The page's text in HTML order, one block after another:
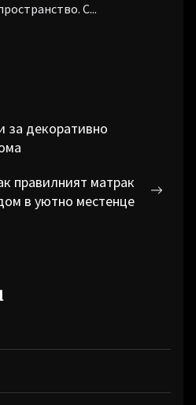
С...
за декоративно
правилният матрак
в уютно местенце